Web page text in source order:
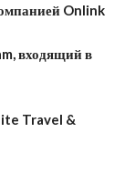
Onlink
входящий в
Travel &